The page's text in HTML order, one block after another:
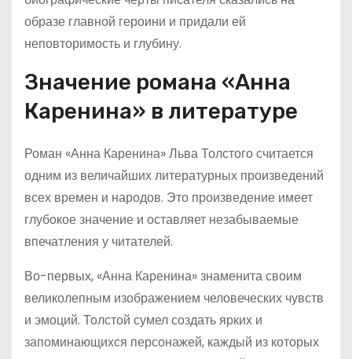
образе главной героини и придали ей
неповторимость и глубину.
Значение романа «Анна
Каренина» в литературе
Роман «Анна Каренина» Льва Толстого считается
одним из величайших литературных произведений
всех времен и народов. Это произведение имеет
глубокое значение и оставляет незабываемые
впечатления у читателей.
Во-первых, «Анна Каренина» знаменита своим
великолепным изображением человеческих чувств
и эмоций. Толстой сумел создать ярких и
запоминающихся персонажей, каждый из которых